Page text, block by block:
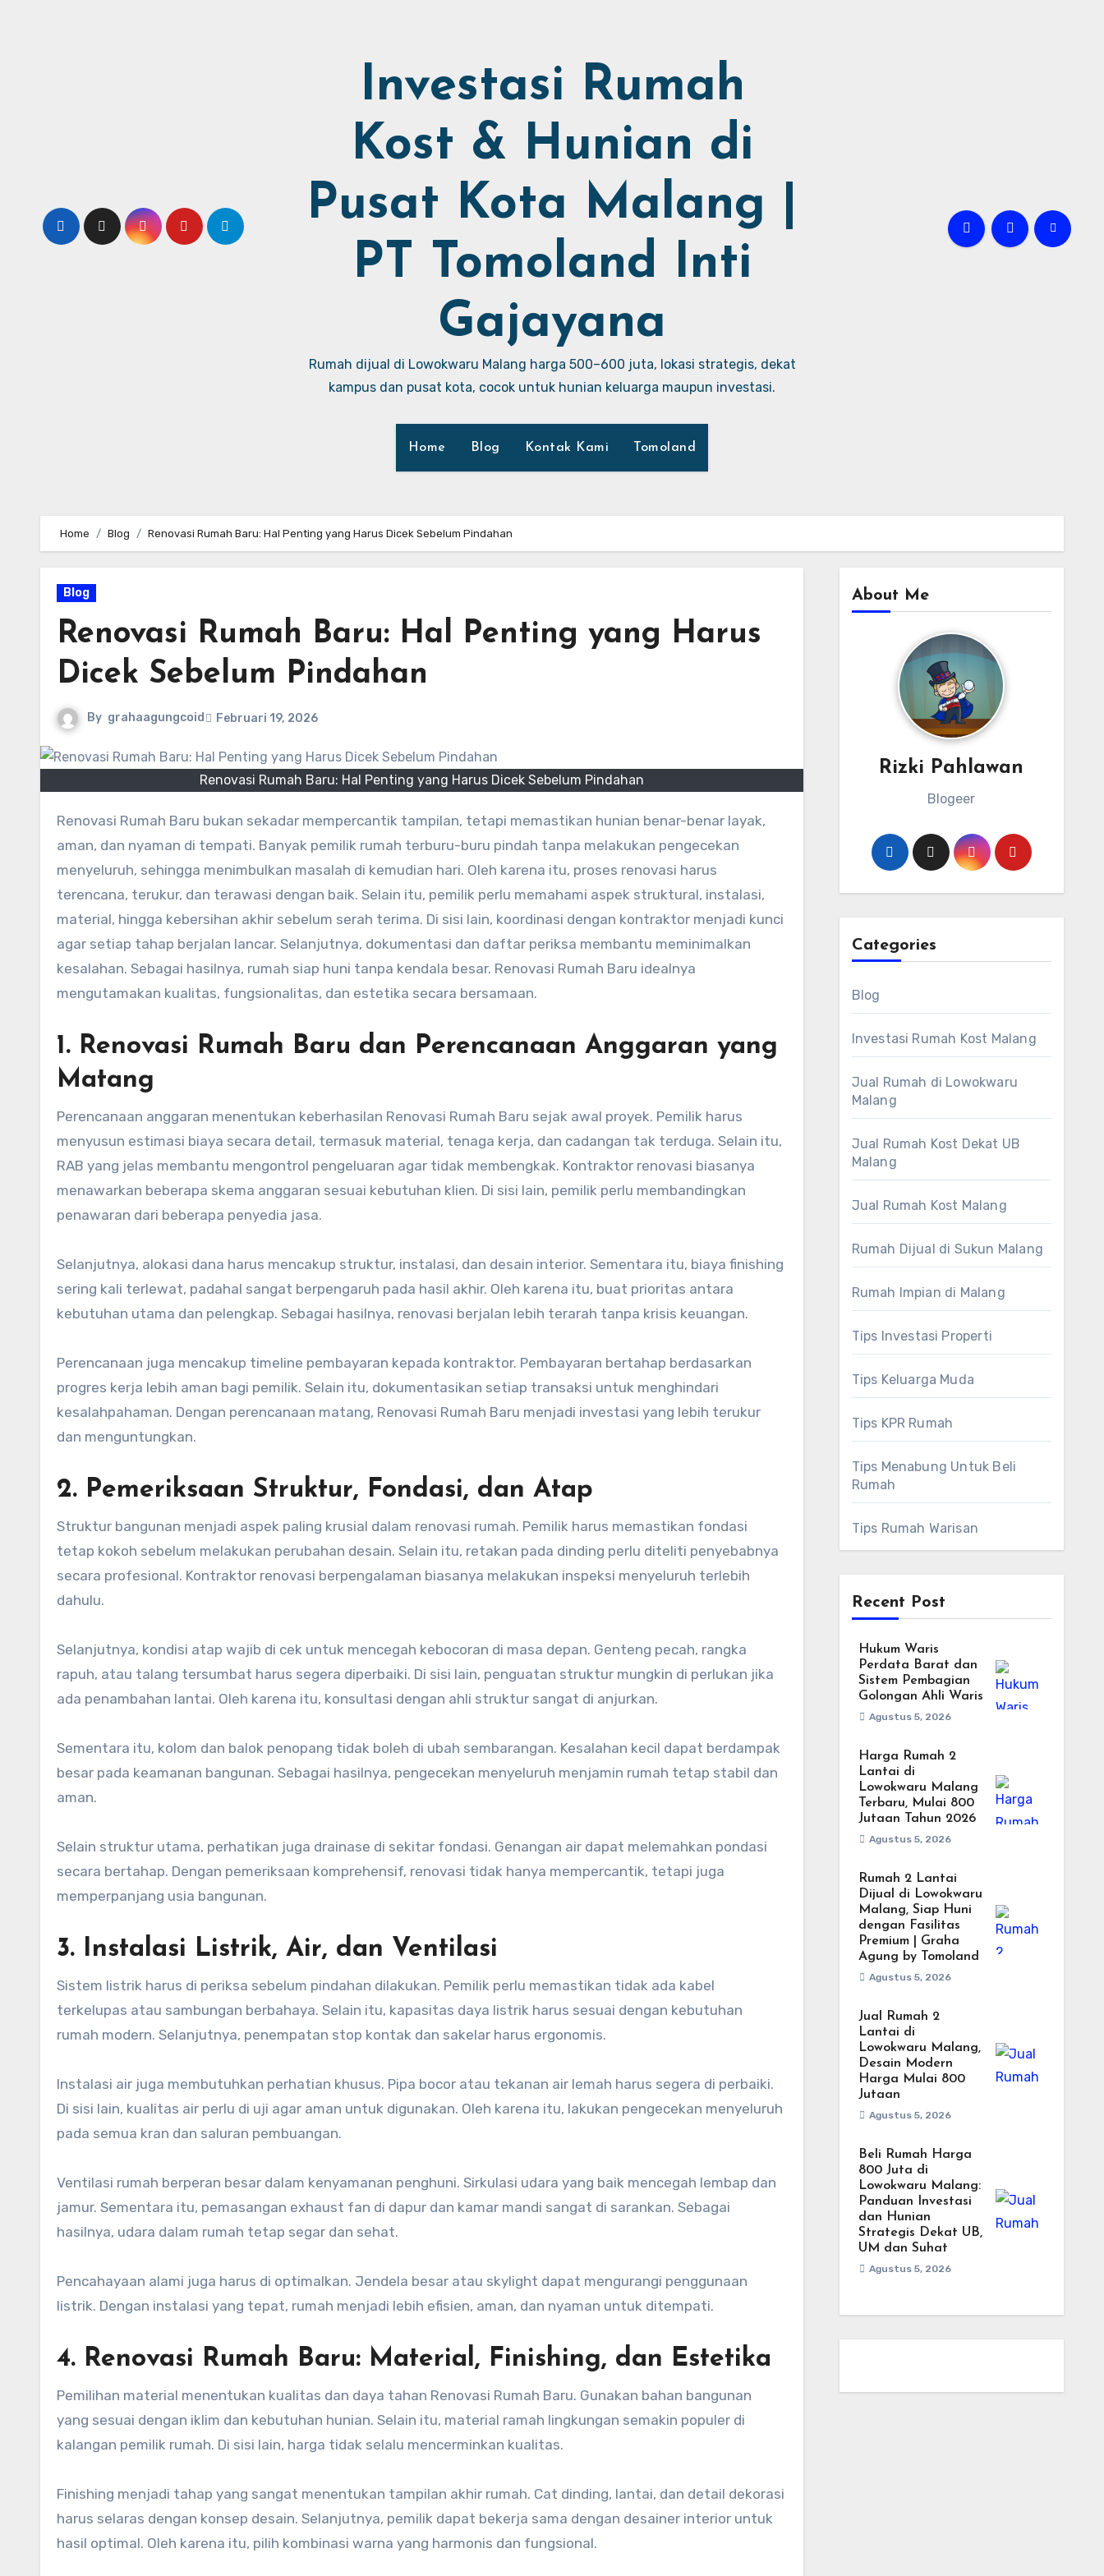
Investasi Rumah
Kost & Hunian di
Pusat Kota Malang |
PT Tomoland Inti
Gajayana
Rumah dijual di Lowokwaru Malang harga 500–600 juta, lokasi strategis, dekat
kampus dan pusat kota, cocok untuk hunian keluarga maupun investasi.
Home Blog Kontak Kami Tomoland
Home Blog Renovasi Rumah Baru: Hal Penting yang Harus Dicek Sebelum Pindahan
Blog
Renovasi Rumah Baru: Hal Penting yang Harus
Dicek Sebelum Pindahan
By grahaagungcoid Februari 19, 2026
Renovasi Rumah Baru: Hal Penting yang Harus Dicek Sebelum Pindahan
Renovasi Rumah Baru bukan sekadar mempercantik tampilan, tetapi memastikan hunian benar-benar layak,
aman, dan nyaman di tempati. Banyak pemilik rumah terburu-buru pindah tanpa melakukan pengecekan
menyeluruh, sehingga menimbulkan masalah di kemudian hari. Oleh karena itu, proses renovasi harus
terencana, terukur, dan terawasi dengan baik. Selain itu, pemilik perlu memahami aspek struktural, instalasi,
material, hingga kebersihan akhir sebelum serah terima. Di sisi lain, koordinasi dengan kontraktor menjadi kunci
agar setiap tahap berjalan lancar. Selanjutnya, dokumentasi dan daftar periksa membantu meminimalkan
kesalahan. Sebagai hasilnya, rumah siap huni tanpa kendala besar. Renovasi Rumah Baru idealnya
mengutamakan kualitas, fungsionalitas, dan estetika secara bersamaan.
1. Renovasi Rumah Baru dan Perencanaan Anggaran yang
Matang
Perencanaan anggaran menentukan keberhasilan Renovasi Rumah Baru sejak awal proyek. Pemilik harus
menyusun estimasi biaya secara detail, termasuk material, tenaga kerja, dan cadangan tak terduga. Selain itu,
RAB yang jelas membantu mengontrol pengeluaran agar tidak membengkak. Kontraktor renovasi biasanya
menawarkan beberapa skema anggaran sesuai kebutuhan klien. Di sisi lain, pemilik perlu membandingkan
penawaran dari beberapa penyedia jasa.
Selanjutnya, alokasi dana harus mencakup struktur, instalasi, dan desain interior. Sementara itu, biaya finishing
sering kali terlewat, padahal sangat berpengaruh pada hasil akhir. Oleh karena itu, buat prioritas antara
kebutuhan utama dan pelengkap. Sebagai hasilnya, renovasi berjalan lebih terarah tanpa krisis keuangan.
Perencanaan juga mencakup timeline pembayaran kepada kontraktor. Pembayaran bertahap berdasarkan
progres kerja lebih aman bagi pemilik. Selain itu, dokumentasikan setiap transaksi untuk menghindari
kesalahpahaman. Dengan perencanaan matang, Renovasi Rumah Baru menjadi investasi yang lebih terukur
dan menguntungkan.
2. Pemeriksaan Struktur, Fondasi, dan Atap
Struktur bangunan menjadi aspek paling krusial dalam renovasi rumah. Pemilik harus memastikan fondasi
tetap kokoh sebelum melakukan perubahan desain. Selain itu, retakan pada dinding perlu diteliti penyebabnya
secara profesional. Kontraktor renovasi berpengalaman biasanya melakukan inspeksi menyeluruh terlebih
dahulu.
Selanjutnya, kondisi atap wajib di cek untuk mencegah kebocoran di masa depan. Genteng pecah, rangka
rapuh, atau talang tersumbat harus segera diperbaiki. Di sisi lain, penguatan struktur mungkin di perlukan jika
ada penambahan lantai. Oleh karena itu, konsultasi dengan ahli struktur sangat di anjurkan.
Sementara itu, kolom dan balok penopang tidak boleh di ubah sembarangan. Kesalahan kecil dapat berdampak
besar pada keamanan bangunan. Sebagai hasilnya, pengecekan menyeluruh menjamin rumah tetap stabil dan
aman.
Selain struktur utama, perhatikan juga drainase di sekitar fondasi. Genangan air dapat melemahkan pondasi
secara bertahap. Dengan pemeriksaan komprehensif, renovasi tidak hanya mempercantik, tetapi juga
memperpanjang usia bangunan.
3. Instalasi Listrik, Air, dan Ventilasi
Sistem listrik harus di periksa sebelum pindahan dilakukan. Pemilik perlu memastikan tidak ada kabel
terkelupas atau sambungan berbahaya. Selain itu, kapasitas daya listrik harus sesuai dengan kebutuhan
rumah modern. Selanjutnya, penempatan stop kontak dan sakelar harus ergonomis.
Instalasi air juga membutuhkan perhatian khusus. Pipa bocor atau tekanan air lemah harus segera di perbaiki.
Di sisi lain, kualitas air perlu di uji agar aman untuk digunakan. Oleh karena itu, lakukan pengecekan menyeluruh
pada semua kran dan saluran pembuangan.
Ventilasi rumah berperan besar dalam kenyamanan penghuni. Sirkulasi udara yang baik mencegah lembap dan
jamur. Sementara itu, pemasangan exhaust fan di dapur dan kamar mandi sangat di sarankan. Sebagai
hasilnya, udara dalam rumah tetap segar dan sehat.
Pencahayaan alami juga harus di optimalkan. Jendela besar atau skylight dapat mengurangi penggunaan
listrik. Dengan instalasi yang tepat, rumah menjadi lebih efisien, aman, dan nyaman untuk ditempati.
4. Renovasi Rumah Baru: Material, Finishing, dan Estetika
Pemilihan material menentukan kualitas dan daya tahan Renovasi Rumah Baru. Gunakan bahan bangunan
yang sesuai dengan iklim dan kebutuhan hunian. Selain itu, material ramah lingkungan semakin populer di
kalangan pemilik rumah. Di sisi lain, harga tidak selalu mencerminkan kualitas.
Finishing menjadi tahap yang sangat menentukan tampilan akhir rumah. Cat dinding, lantai, dan detail dekorasi
harus selaras dengan konsep desain. Selanjutnya, pemilik dapat bekerja sama dengan desainer interior untuk
hasil optimal. Oleh karena itu, pilih kombinasi warna yang harmonis dan fungsional.
About Me
Rizki Pahlawan
Blogeer
Categories
Blog
Investasi Rumah Kost Malang
Jual Rumah di Lowokwaru
Malang
Jual Rumah Kost Dekat UB
Malang
Jual Rumah Kost Malang
Rumah Dijual di Sukun Malang
Rumah Impian di Malang
Tips Investasi Properti
Tips Keluarga Muda
Tips KPR Rumah
Tips Menabung Untuk Beli
Rumah
Tips Rumah Warisan
Recent Post
Hukum Waris
Perdata Barat dan
Sistem Pembagian
Golongan Ahli Waris
Agustus 5, 2026
Harga Rumah 2
Lantai di
Lowokwaru Malang
Terbaru, Mulai 800
Jutaan Tahun 2026
Agustus 5, 2026
Rumah 2 Lantai
Dijual di Lowokwaru
Malang, Siap Huni
dengan Fasilitas
Premium | Graha
Agung by Tomoland
Agustus 5, 2026
Jual Rumah 2
Lantai di
Lowokwaru Malang,
Desain Modern
Harga Mulai 800
Jutaan
Agustus 5, 2026
Beli Rumah Harga
800 Juta di
Lowokwaru Malang:
Panduan Investasi
dan Hunian
Strategis Dekat UB,
UM dan Suhat
Agustus 5, 2026